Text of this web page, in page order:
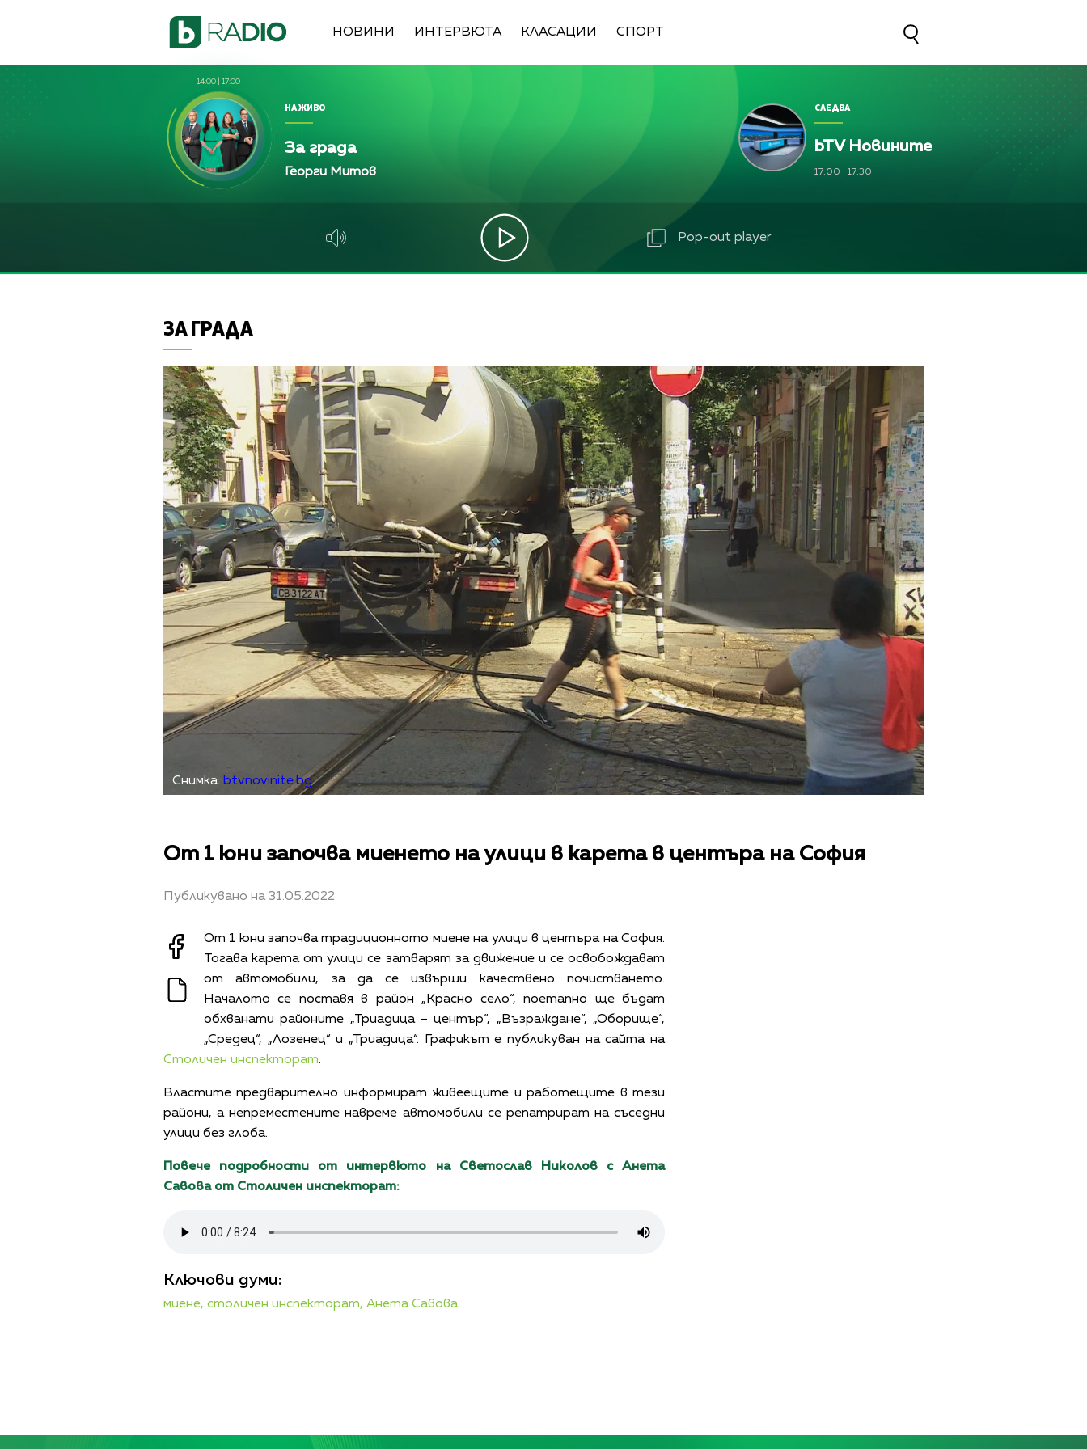
НОВИНИ ИНТЕРВЮТА КЛАСАЦИИ СПОРТ
14:00 17:00
НА ЖИВО
За града
Георги Митов
СЛЕДВА
bTV Новините
17:00 17:30
Pop-out player
ЗА ГРАДА
Снимка: btvnovinite.bg
От 1 юни започва миенето на улици в карета в центъра на София
Публикувано на 31.05.2022
От 1 юни започва традиционното миене на улици в центъра на София.
Тогава карета от улици се затварят за движение и се освобождават
от автомобили, за да се извърши качествено почистването.
Началото се поставя в район „Красно село“, поетапно ще бъдат
обхванати районите „Триадица – център“, „Възраждане“, „Оборище“,
„Средец“, „Лозенец“ и „Триадица“. Графикът е публикуван на сайта на
Столичен инспекторат.
Властите предварително информират живеещите и работещите в тези
райони, а непреместените навреме автомобили се репатрират на съседни
улици без глоба.
Повече подробности от интервюто на Светослав Николов с Анета
Савова от Столичен инспекторат:
Ключови думи:
миене, столичен инспекторат, Анета Савова